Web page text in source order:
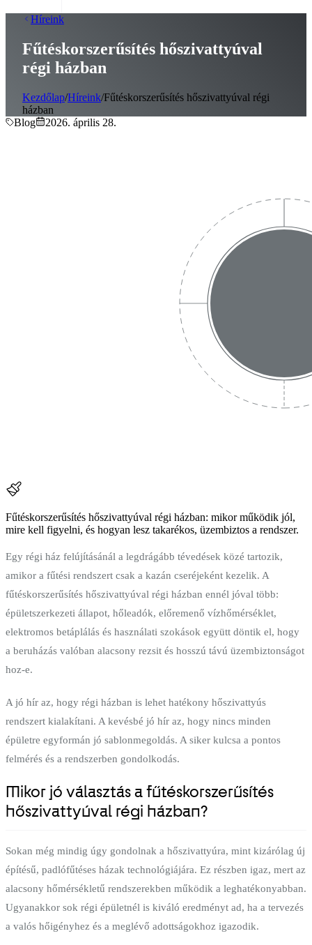
Híreink
Fűtéskorszerűsítés hőszivattyúval
régi házban
Kezdőlap/Híreink/Fűtéskorszerűsítés hőszivattyúval régi
házban
Blog
2026. április 28.
Fűtéskorszerűsítés hőszivattyúval régi házban: mikor működik jól,
mire kell figyelni, és hogyan lesz takarékos, üzembiztos a rendszer.
Egy régi ház felújításánál a legdrágább tévedések közé tartozik,
amikor a fűtési rendszert csak a kazán cseréjeként kezelik. A
fűtéskorszerűsítés hőszivattyúval régi házban ennél jóval több:
épületszerkezeti állapot, hőleadók, előremenő vízhőmérséklet,
elektromos betáplálás és használati szokások együtt döntik el, hogy
a beruházás valóban alacsony rezsit és hosszú távú üzembiztonságot
hoz-e.
A jó hír az, hogy régi házban is lehet hatékony hőszivattyús
rendszert kialakítani. A kevésbé jó hír az, hogy nincs minden
épületre egyformán jó sablonmegoldás. A siker kulcsa a pontos
felmérés és a rendszerben gondolkodás.
Mikor jó választás a fűtéskorszerűsítés
hőszivattyúval régi házban?
Sokan még mindig úgy gondolnak a hőszivattyúra, mint kizárólag új
építésű, padlófűtéses házak technológiájára. Ez részben igaz, mert az
alacsony hőmérsékletű rendszerekben működik a leghatékonyabban.
Ugyanakkor sok régi épületnél is kiváló eredményt ad, ha a tervezés
a valós hőigényhez és a meglévő adottságokhoz igazodik.